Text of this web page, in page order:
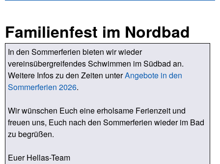
Familienfest im Nordbad
In den Sommerferien bieten wir wieder
vereinsübergreifendes Schwimmen im Südbad an.
Weitere Infos zu den Zeiten unterAngebote in den
Sommerferien 2026.
Wir wünschen Euch eine erholsame Ferienzeit und
freuen uns, Euch nach den Sommerferien wieder im Bad
zu begrüßen.
Euer Hellas-Team